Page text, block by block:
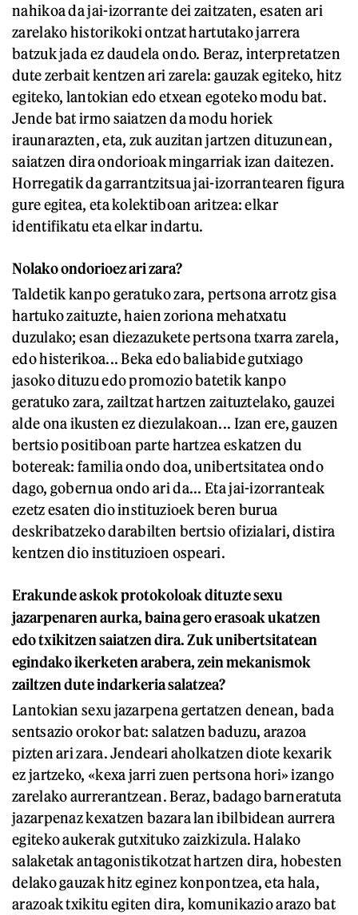
nahikoa da jai-izorrante dei zaitzaten, esaten ari
zarelako historikoki ontzat hartutako jarrera
batzuk jada ez daudela ondo. Beraz, interpretatzen
dute zerbait kentzen ari zarela: gauzak egiteko, hitz
egiteko, lantokian edo etxean egoteko modu bat.
Jende bat irmo saiatzen da modu horiek
iraunarazten, eta, zuk auzitan jartzen dituzunean,
saiatzen dira ondorioak mingarriak izan daitezen.
Horregatik da garrantzitsua jai-izorrantearen figura
gure egitea, eta kolektiboan aritzea: elkar
identifikatu eta elkar indartu.
Nolako ondorioez ari zara?
Taldetik kanpo geratuko zara, pertsona arrotz gisa
hartuko zaituzte, haien zoriona mehatxatu
duzulako; esan diezazukete pertsona txarra zarela,
edo histerikoa... Beka edo baliabide gutxiago
jasoko dituzu edo promozio batetik kanpo
geratuko zara, zailtzat hartzen zaituztelako, gauzei
alde ona ikusten ez diezulakoan... Izan ere, gauzen
bertsio positiboan parte hartzea eskatzen du
botereak: familia ondo doa, unibertsitatea ondo
dago, gobernua ondo ari da... Eta jai-izorranteak
ezetz esaten dio instituzioek beren burua
deskribatzeko darabilten bertsio ofizialari, distira
kentzen dio instituzioen ospeari.
Erakunde askok protokoloak dituzte sexu
jazarpenaren aurka, baina gero erasoak ukatzen
edo txikitzen saiatzen dira. Zuk unibertsitatean
egindako ikerketen arabera, zein mekanismok
zailtzen dute indarkeria salatzea?
Lantokian sexu jazarpena gertatzen denean, bada
sentsazio orokor bat: salatzen baduzu, arazoa
pizten ari zara. Jendeari aholkatzen diote kexarik
ez jartzeko, «kexa jarri zuen pertsona hori» izango
zarelako aurrerantzean. Beraz, badago barneratuta
jazarpenaz kexatzen bazara lan ibilbidean aurrera
egiteko aukerak gutxituko zaizkizula. Halako
salaketak antagonistikotzat hartzen dira, hobesten
delako gauzak hitz eginez konpontzea, eta hala,
arazoak txikitu egiten dira, komunikazio arazo bat